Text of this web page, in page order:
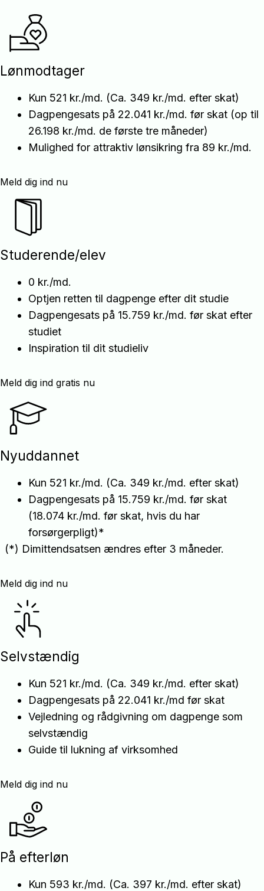
Lønmodtager
Kun 521 kr./md. (Ca. 349 kr./md. efter skat)
Dagpengesats på 22.041 kr./md. før skat (op til
26.198 kr./md. de første tre måneder)
Mulighed for attraktiv lønsikring fra 89 kr./md.
Meld dig ind nu
Studerende/elev
0 kr./md.
Optjen retten til dagpenge efter dit studie
Dagpengesats på 15.759 kr./md. før skat efter
studiet
Inspiration til dit studieliv
Meld dig ind gratis nu
Nyuddannet
Kun 521 kr./md. (Ca. 349 kr./md. efter skat)
Dagpengesats på 15.759 kr./md. før skat
(18.074 kr./md. før skat, hvis du har
forsørgerpligt)*
(*) Dimittendsatsen ændres efter 3 måneder.
Meld dig ind nu
Selvstændig
Kun 521 kr./md. (Ca. 349 kr./md. efter skat)
Dagpengesats på 22.041 kr./md før skat
Vejledning og rådgivning om dagpenge som
selvstændig
Guide til lukning af virksomhed
Meld dig ind nu
På efterløn
Kun 593 kr./md. (Ca. 397 kr./md. efter skat)